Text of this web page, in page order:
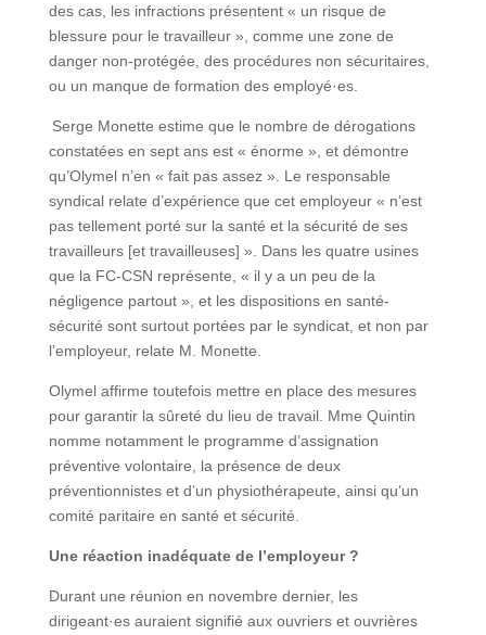
des cas, les infractions présentent « un risque de
blessure pour le travailleur », comme une zone de
danger non-protégée, des procédures non sécuritaires,
ou un manque de formation des employé·es.
Serge Monette estime que le nombre de dérogations
constatées en sept ans est « énorme », et démontre
qu’Olymel n’en « fait pas assez ». Le responsable
syndical relate d’expérience que cet employeur « n’est
pas tellement porté sur la santé et la sécurité de ses
travailleurs [et travailleuses] ». Dans les quatre usines
que la FC-CSN représente, « il y a un peu de la
négligence partout », et les dispositions en santé-
sécurité sont surtout portées par le syndicat, et non par
l’employeur, relate M. Monette.
Olymel affirme toutefois mettre en place des mesures
pour garantir la sûreté du lieu de travail. Mme Quintin
nomme notamment le programme d’assignation
préventive volontaire, la présence de deux
préventionnistes et d’un physiothérapeute, ainsi qu’un
comité paritaire en santé et sécurité.
Une réaction inadéquate de l’employeur ?
Durant une réunion en novembre dernier, les
dirigeant·es auraient signifié aux ouvriers et ouvrières